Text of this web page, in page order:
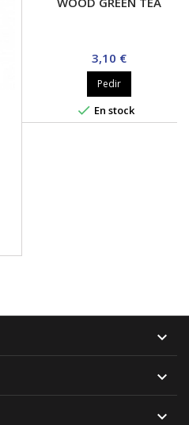
Precio
3,10 €
Pedir
 En stock


